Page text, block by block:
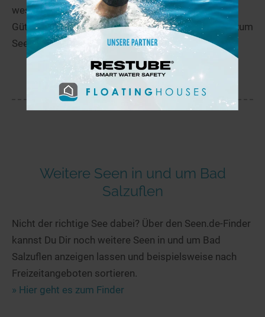
westlich von Paderborn und 40 km südlich von
Gütersloh. Die BAB 2 und 44 sind in direkter Nähe zum
See, der...
mehr
Weitere Seen in und um Bad
Salzuflen
Nicht der richtige See dabei? Über den Seen.de-Finder
kannst Du Dir noch weitere Seen in und um Bad
Salzuflen anzeigen lassen und beispielsweise nach
Freizeitangeboten sortieren.
» Hier geht es zum Finder